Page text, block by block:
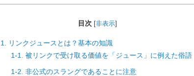
目次 [非表示]
1. リンクジュースとは？基本の知識
1-1. 被リンクで受け取る価値を「ジュース」に例えた俗語
1-2. 非公式のスラングであることに注意